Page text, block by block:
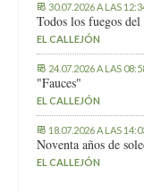
30.07.2026 A LAS
Todos los fuegos
EL CALLEJÓN
24.07.2026 A LAS
"Fauces"
EL CALLEJÓN
18.07.2026 A LAS
Noventa años de
EL CALLEJÓN